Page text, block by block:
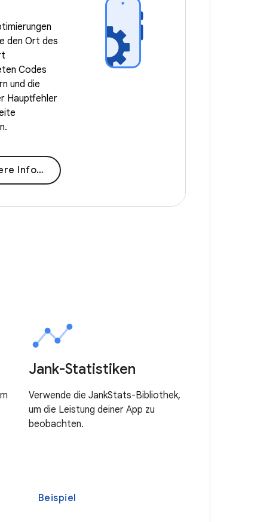
den Ort des
Codes
und die
Hauptfehler
Jank-Statistiken
Verwende die JankStats-Bibliothek,
um die Leistung deiner App zu
beobachten.
Beispiel